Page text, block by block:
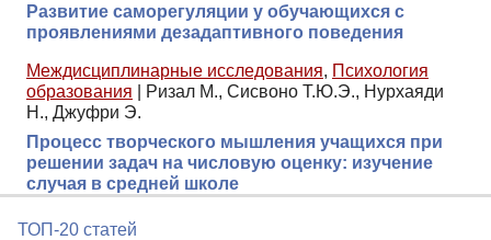
Развитие саморегуляции у обучающихся с
проявлениями дезадаптивного поведения
Междисциплинарные исследования, Психология
образования
Ризал М., Сисвоно Т.Ю.Э., Нурхаяди
Н., Джуфри Э.
Процесс творческого мышления учащихся при
решении задач на числовую оценку: изучение
случая в средней школе
ТОП-20 статей